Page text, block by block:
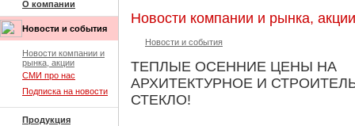
О компании
Новости и события
Новости компании и
рынка, акции
СМИ про нас
Подписка на новости
Продукция
Новости компании и рынка, акции
Новости и события
ТЕПЛЫЕ ОСЕННИЕ ЦЕНЫ НА
АРХИТЕКТУРНОЕ И
СТЕКЛО!